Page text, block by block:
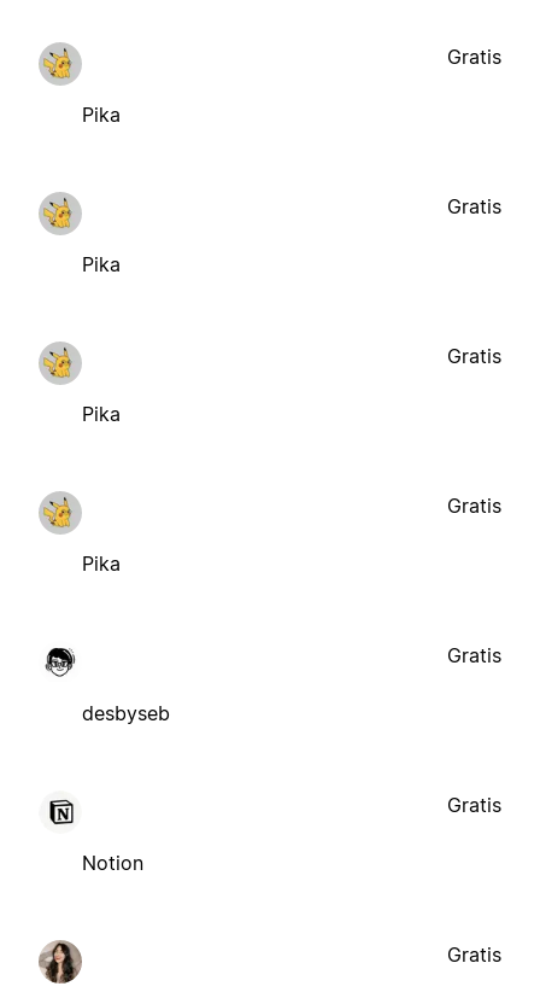
Pika
Gratis
Pika
Gratis
Pika
Gratis
Pika
Gratis
desbyseb
Gratis
Notion
Gratis
Gratis